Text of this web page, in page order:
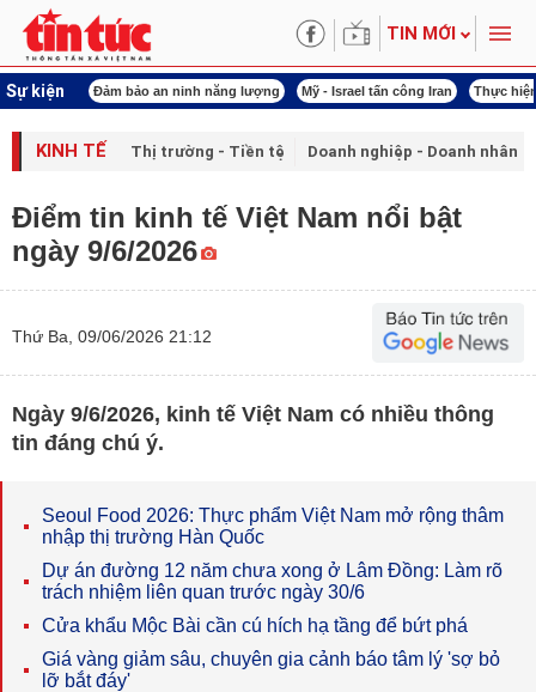
TIN MỚI
Sự kiện
bảo an ninh năng lượng Mỹ - Israel tấn công Iran Thực hiện Nghị quyết 80
KINH TẾ Thị trường - Tiền tệ Doanh nghiệp - Doanh nhân
Điểm tin kinh tế Việt Nam nổi bật
ngày 9/6/2026
Thứ Ba, 09/06/2026 21:12
Ngày 9/6/2026, kinh tế Việt Nam có nhiều thông
tin đáng chú ý.
Seoul Food 2026: Thực phẩm Việt Nam mở rộng thâm
nhập thị trường Hàn Quốc
Dự án đường 12 năm chưa xong ở Lâm Đồng: Làm rõ
trách nhiệm liên quan trước ngày 30/6
Cửa khẩu Mộc Bài cần cú hích hạ tầng để bứt phá
Giá vàng giảm sâu, chuyên gia cảnh báo tâm lý 'sợ bỏ
lỡ bắt đáy'